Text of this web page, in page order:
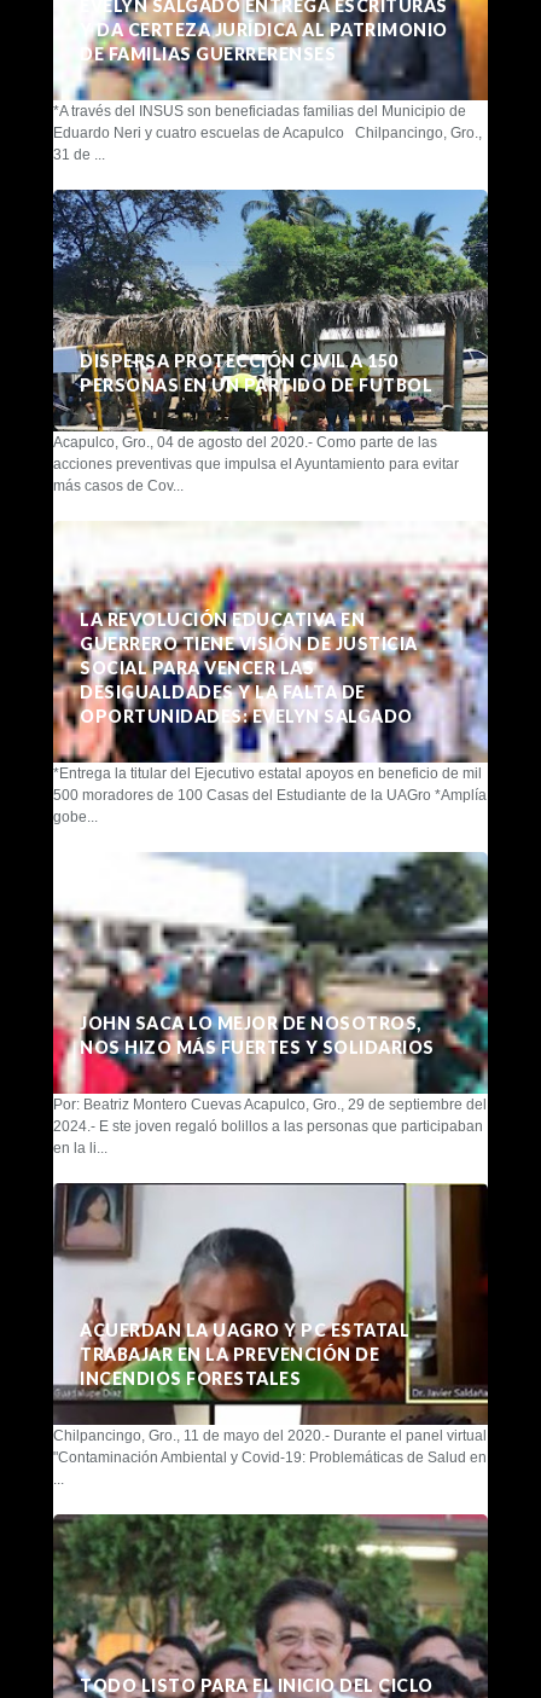
EVELYN SALGADO ENTREGA ESCRITURAS
Y DA CERTEZA JURÍDICA AL PATRIMONIO
DE FAMILIAS GUERRERENSES
*A través del INSUS son beneficiadas familias del Municipio de
Eduardo Neri y cuatro escuelas de Acapulco Chilpancingo, Gro.,
31 de ...
DISPERSA PROTECCIÓN CIVIL A 150
PERSONAS EN UN PARTIDO DE FUTBOL
Acapulco, Gro., 04 de agosto del 2020.- Como parte de las
acciones preventivas que impulsa el Ayuntamiento para evitar
más casos de Cov...
LA REVOLUCIÓN EDUCATIVA EN
GUERRERO TIENE VISIÓN DE JUSTICIA
SOCIAL PARA VENCER LAS
DESIGUALDADES Y LA FALTA DE
OPORTUNIDADES: EVELYN SALGADO
*Entrega la titular del Ejecutivo estatal apoyos en beneficio de mil
500 moradores de 100 Casas del Estudiante de la UAGro *Amplía
gobe...
JOHN SACA LO MEJOR DE NOSOTROS,
NOS HIZO MÁS FUERTES Y SOLIDARIOS
Por: Beatriz Montero Cuevas Acapulco, Gro., 29 de septiembre del
2024.- E ste joven regaló bolillos a las personas que participaban
en la li...
ACUERDAN LA UAGRO Y PC ESTATAL
TRABAJAR EN LA PREVENCIÓN DE
INCENDIOS FORESTALES
Chilpancingo, Gro., 11 de mayo del 2020.- Durante el panel virtual
"Contaminación Ambiental y Covid-19: Problemáticas de Salud en
...
TODO LISTO PARA EL INICIO DEL CICLO